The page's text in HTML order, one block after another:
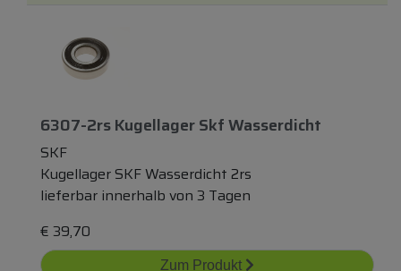
6307-2rs Kugellager Skf Wasserdicht
SKF
Kugellager SKF Wasserdicht 2rs
lieferbar innerhalb von 3 Tagen
€ 39,70
Zum Produkt